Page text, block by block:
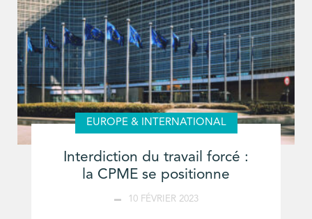
EUROPE & INTERNATIONAL
Interdiction du travail forcé :
la CPME se positionne
10 FÉVRIER 2023